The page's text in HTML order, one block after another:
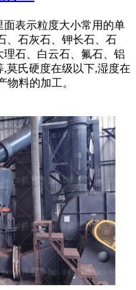
面表示粒度大小常用的单
、石灰石、钾长石、石
石、白云石、氟石、铝
莫氏硬度在级以下,湿度在
物料的加工。